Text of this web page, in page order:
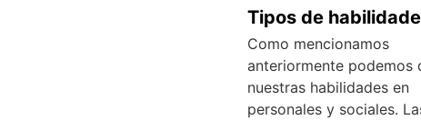
Tipos de
Como mencionamos
anteriormente podemos
nuestras habilidades en
personales y sociales.